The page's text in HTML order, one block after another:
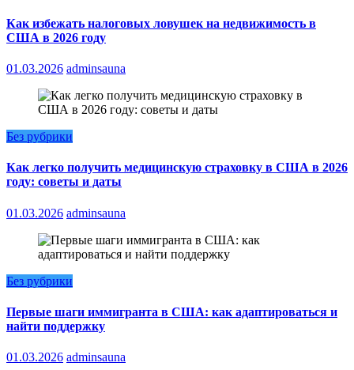
Как избежать налоговых ловушек на недвижимость в
США в 2026 году
01.03.2026 adminsauna
Без рубрики
Как легко получить медицинскую страховку в США в 2026
году: советы и даты
01.03.2026 adminsauna
Без рубрики
Первые шаги иммигранта в США: как адаптироваться и
найти поддержку
01.03.2026 adminsauna